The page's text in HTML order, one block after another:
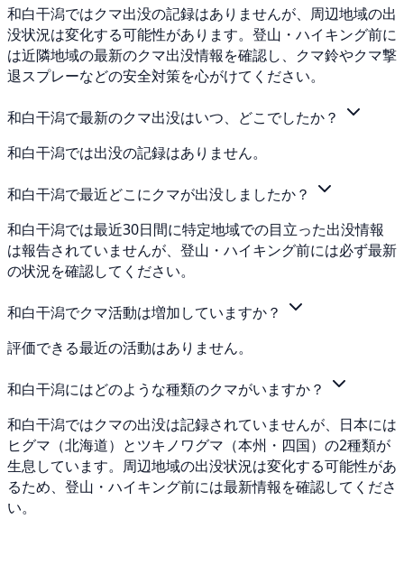
和白干潟ではクマ出没の記録はありませんが、周辺地域の出
没状況は変化する可能性があります。登山・ハイキング前に
は近隣地域の最新のクマ出没情報を確認し、クマ鈴やクマ撃
退スプレーなどの安全対策を心がけてください。
和白干潟で最新のクマ出没はいつ、どこでしたか？
和白干潟では出没の記録はありません。
和白干潟で最近どこにクマが出没しましたか？
和白干潟では最近30日間に特定地域での目立った出没情報
は報告されていませんが、登山・ハイキング前には必ず最新
の状況を確認してください。
和白干潟でクマ活動は増加していますか？
評価できる最近の活動はありません。
和白干潟にはどのような種類のクマがいますか？
和白干潟ではクマの出没は記録されていませんが、日本には
ヒグマ（北海道）とツキノワグマ（本州・四国）の2種類が
生息しています。周辺地域の出没状況は変化する可能性があ
るため、登山・ハイキング前には最新情報を確認してくださ
い。